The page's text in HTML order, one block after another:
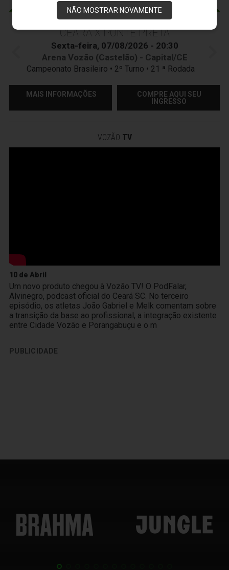
NÃO MOSTRAR NOVAMENTE
CEARÁ X PONTE PRETA
Sexta-feira, 07/08/2026 - 20:30
Arena Vozão (Castelão) - Capital/CE
Campeonato Brasileiro • 2º Turno • 21 ª Rodada
MAIS INFORMAÇÕES
COMPRE AQUI SEU
INGRESSO
VOZÃO TV
10 de Abril
Um novo produto chegou à Vozão TV! O PodFalar,
Alvinegro, podcast oficial do Ceará SC. No terceiro
episódio, os atletas João Gabriel e Melk comentam sobre
a transição da base ao profissional, a integração existente
entre Cidade Vozão e Porangabuçu e o m
PUBLICIDADE